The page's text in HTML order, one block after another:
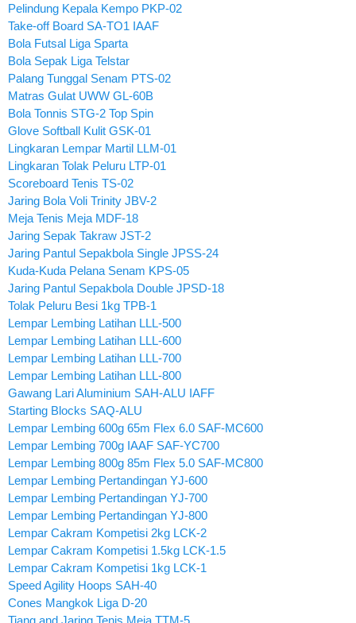
Pelindung Kepala Kempo PKP-02
Take-off Board SA-TO1 IAAF
Bola Futsal Liga Sparta
Bola Sepak Liga Telstar
Palang Tunggal Senam PTS-02
Matras Gulat UWW GL-60B
Bola Tonnis STG-2 Top Spin
Glove Softball Kulit GSK-01
Lingkaran Lempar Martil LLM-01
Lingkaran Tolak Peluru LTP-01
Scoreboard Tenis TS-02
Jaring Bola Voli Trinity JBV-2
Meja Tenis Meja MDF-18
Jaring Sepak Takraw JST-2
Jaring Pantul Sepakbola Single JPSS-24
Kuda-Kuda Pelana Senam KPS-05
Jaring Pantul Sepakbola Double JPSD-18
Tolak Peluru Besi 1kg TPB-1
Lempar Lembing Latihan LLL-500
Lempar Lembing Latihan LLL-600
Lempar Lembing Latihan LLL-700
Lempar Lembing Latihan LLL-800
Gawang Lari Aluminium SAH-ALU IAFF
Starting Blocks SAQ-ALU
Lempar Lembing 600g 65m Flex 6.0 SAF-MC600
Lempar Lembing 700g IAAF SAF-YC700
Lempar Lembing 800g 85m Flex 5.0 SAF-MC800
Lempar Lembing Pertandingan YJ-600
Lempar Lembing Pertandingan YJ-700
Lempar Lembing Pertandingan YJ-800
Lempar Cakram Kompetisi 2kg LCK-2
Lempar Cakram Kompetisi 1.5kg LCK-1.5
Lempar Cakram Kompetisi 1kg LCK-1
Speed Agility Hoops SAH-40
Cones Mangkok Liga D-20
Tiang and Jaring Tenis Meja TTM-5